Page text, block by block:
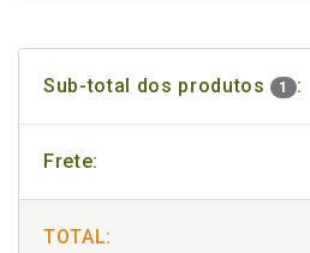
Sub-total dos produtos 1 :
Frete:
TOTAL: